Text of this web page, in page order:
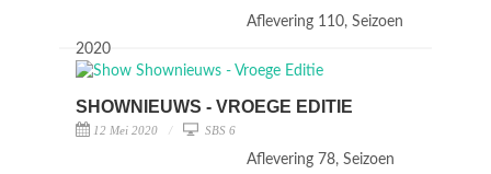
Aflevering 110, Seizoen
2020
SHOWNIEUWS - VROEGE EDITIE
12 Mei 2020 SBS 6
Aflevering 78, Seizoen